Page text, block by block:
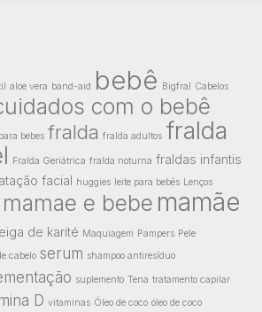
aloe vera band-aid bebê Bigfral Cabelos
com o bebê
bebes fralda fralda adultos fralda
Fralda Geriátrica fralda noturna fraldas infantis
facial huggies leite para bebês Lenços
mamae e bebe mamãe
de karité Maquiagem Pampers Pele
cabelo serum shampoo antiresíduo
suplemento Tena tratamento capilar
D vitaminas Óleo de coco óleo de coco